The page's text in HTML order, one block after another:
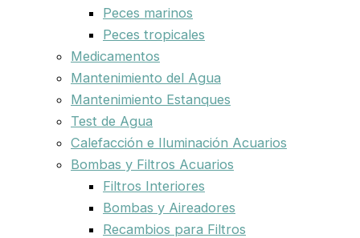
Peces marinos
Peces tropicales
Medicamentos
Mantenimiento del Agua
Mantenimiento Estanques
Test de Agua
Calefacción e Iluminación Acuarios
Bombas y Filtros Acuarios
Filtros Interiores
Bombas y Aireadores
Recambios para Filtros